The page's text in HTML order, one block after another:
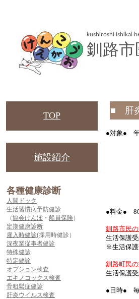
kushiroshi ishikai
釧路
TOP
施設紹介
各種健康診断
人間ドック
生活習慣病予防健診
（協会けんぽ・ 船員保険）
定期健康診断
雇入時健診(採用時健診）
深夜業従事者健診
特殊健診
特定健診
オプション検査
エキノコックス検査
骨粗鬆症健診
肝炎ウイルス検査
■ 肝
●対象● 年
②Ｂ型
③職場
●料金●
釧路市民
生活保護
※生活保護
釧路町民
生活保護
●日時●